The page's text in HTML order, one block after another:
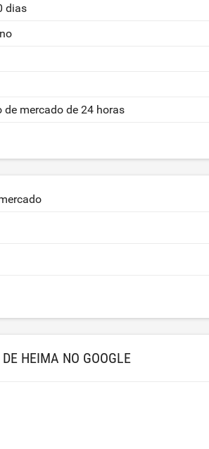
dias
mercado de 24 horas
HEIMA NO GOOGLE